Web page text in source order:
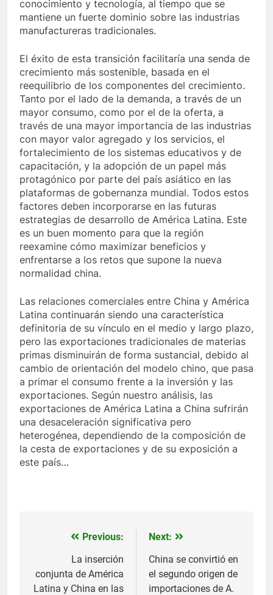
conocimiento y tecnología, al tiempo que se
mantiene un fuerte dominio sobre las industrias
manufactureras tradicionales.
El éxito de esta transición facilitaría una senda de
crecimiento más sostenible, basada en el
reequilibrio de los componentes del crecimiento.
Tanto por el lado de la demanda, a través de un
mayor consumo, como por el de la oferta, a
través de una mayor importancia de las industrias
con mayor valor agregado y los servicios, el
fortalecimiento de los sistemas educativos y de
capacitación, y la adopción de un papel más
protagónico por parte del país asiático en las
plataformas de gobernanza mundial. Todos estos
factores deben incorporarse en las futuras
estrategias de desarrollo de América Latina. Este
es un buen momento para que la región
reexamine cómo maximizar beneficios y
enfrentarse a los retos que supone la nueva
normalidad china.
Las relaciones comerciales entre China y América
Latina continuarán siendo una característica
definitoria de su vínculo en el medio y largo plazo,
pero las exportaciones tradicionales de materias
primas disminuirán de forma sustancial, debido al
cambio de orientación del modelo chino, que pasa
a primar el consumo frente a la inversión y las
exportaciones. Según nuestro análisis, las
exportaciones de América Latina a China sufrirán
una desaceleración significativa pero
heterogénea, dependiendo de la composición de
la cesta de exportaciones y de su exposición a
este país…
Navegación
entradas
Previous:
La inserción
conjunta de América
Latina y China en las
Next:
China se convirtió en
el segundo origen de
importaciones de A.